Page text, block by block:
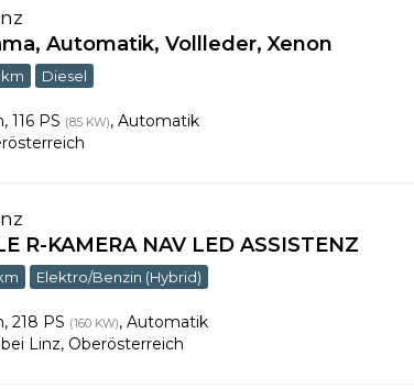
Automatik, Vollleder, Xenon
Diesel
,116 PS (85 KW),Automatik
R-KAMERA NAV LED ASSISTENZ
Elektro/Benzin (Hybrid)
,218 PS (160 KW),Automatik
Linz, Oberösterreich